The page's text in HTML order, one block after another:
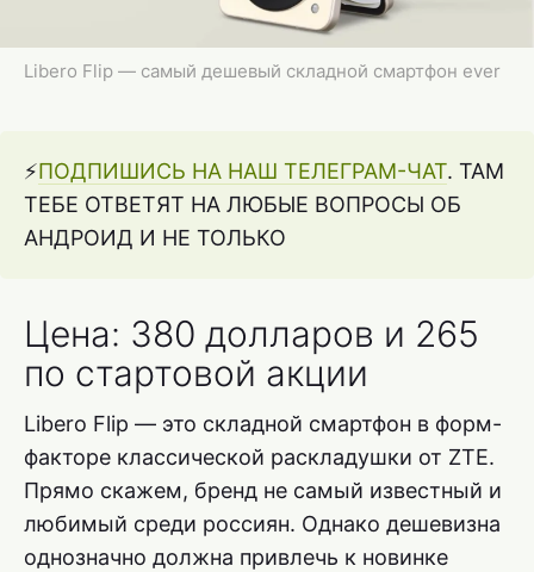
Libero Flip — самый дешевый складной смартфон ever
⚡️ПОДПИШИСЬ НА НАШ ТЕЛЕГРАМ-ЧАТ. ТАМ
ТЕБЕ ОТВЕТЯТ НА ЛЮБЫЕ ВОПРОСЫ ОБ
АНДРОИД И НЕ ТОЛЬКО
Цена: 380 долларов и 265
по стартовой акции
Libero Flip — это складной смартфон в форм-
факторе классической раскладушки от ZTE.
Прямо скажем, бренд не самый известный и
любимый среди россиян. Однако дешевизна
однозначно должна привлечь к новинке